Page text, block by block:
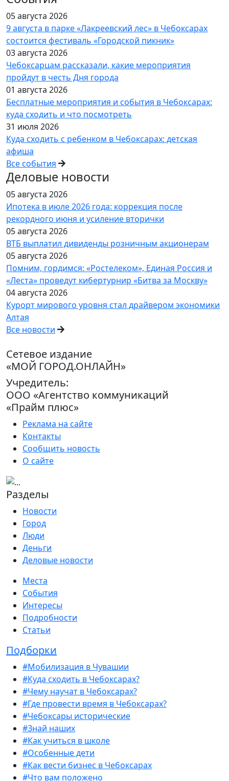
05 августа 2026
9 августа в парке «Лакреевский лес» в Чебоксарах
состоится фестиваль «Городской пикник»
03 августа 2026
Чебоксарцам рассказали, какие мероприятия
пройдут в честь Дня города
01 августа 2026
Бесплатные мероприятия и события в Чебоксарах:
куда сходить и что посмотреть
31 июля 2026
Куда сходить с ребенком в Чебоксарах: детская
афиша
Все события
Деловые новости
05 августа 2026
Ипотека в июле 2026 года: коррекция после
рекордного июня и усиление вторички
05 августа 2026
ВТБ выплатил дивиденды розничным акционерам
05 августа 2026
Помним, гордимся: «Ростелеком», Единая Россия и
«Леста» проведут кибертурнир «Битва за Москву»
04 августа 2026
Курорт мирового уровня стал драйвером экономики
Алтая
Все новости
Сетевое издание
«МОЙ ГОРОД.ОНЛАЙН»
Учредитель:
ООО «Агентство коммуникаций
«Прайм плюс»
Реклама на сайте
Контакты
Сообщить новость
О сайте
Разделы
Новости
Город
Люди
Деньги
Деловые новости
Места
События
Интересы
Подробности
Статьи
Подборки
#Мобилизация в Чувашии
#Куда сходить в Чебоксарах?
#Чему научат в Чебоксарах?
#Где провести время в Чебоксарах?
#Чебоксары исторические
#Знай наших
#Как учиться в школе
#Особенные дети
#Как вести бизнес в Чебоксарах
#Что вам положено